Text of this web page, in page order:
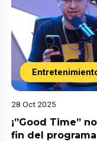
28 Oct 2025
¡”Good Time”
fin del